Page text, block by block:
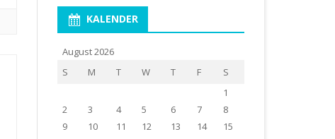
KALENDER
August 2026
S
M T W T F
S
1
2
3 4 5 6 7
8
9
10 11 12 13 14
15